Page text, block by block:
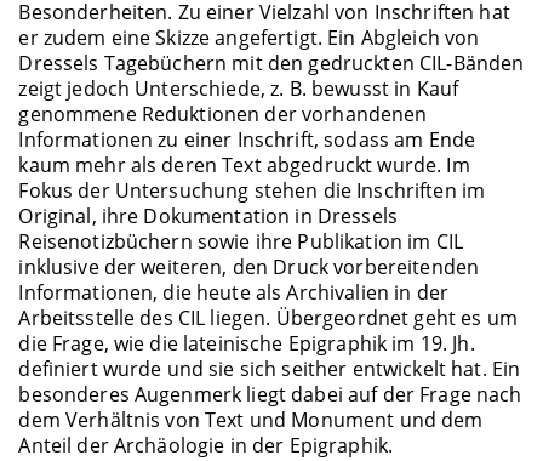
Besonderheiten. Zu einer Vielzahl von Inschriften hat
er zudem eine Skizze angefertigt. Ein Abgleich von
Dressels Tagebüchern mit den gedruckten CIL-Bänden
zeigt jedoch Unterschiede, z. B. bewusst in Kauf
genommene Reduktionen der vorhandenen
Informationen zu einer Inschrift, sodass am Ende
kaum mehr als deren Text abgedruckt wurde. Im
Fokus der Untersuchung stehen die Inschriften im
Original, ihre Dokumentation in Dressels
Reisenotizbüchern sowie ihre Publikation im CIL
inklusive der weiteren, den Druck vorbereitenden
Informationen, die heute als Archivalien in der
Arbeitsstelle des CIL liegen. Übergeordnet geht es um
die Frage, wie die lateinische Epigraphik im 19. Jh.
definiert wurde und sie sich seither entwickelt hat. Ein
besonderes Augenmerk liegt dabei auf der Frage nach
dem Verhältnis von Text und Monument und dem
Anteil der Archäologie in der Epigraphik.